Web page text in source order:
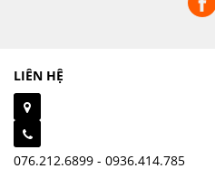
LIÊN HỆ
076.212.6899 - 0936.414.785